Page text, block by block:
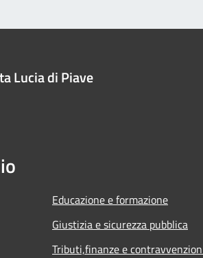
Lucia di Piave
Educazione e formazione
Giustizia e sicurezza pubblica
Tributi,finanze e